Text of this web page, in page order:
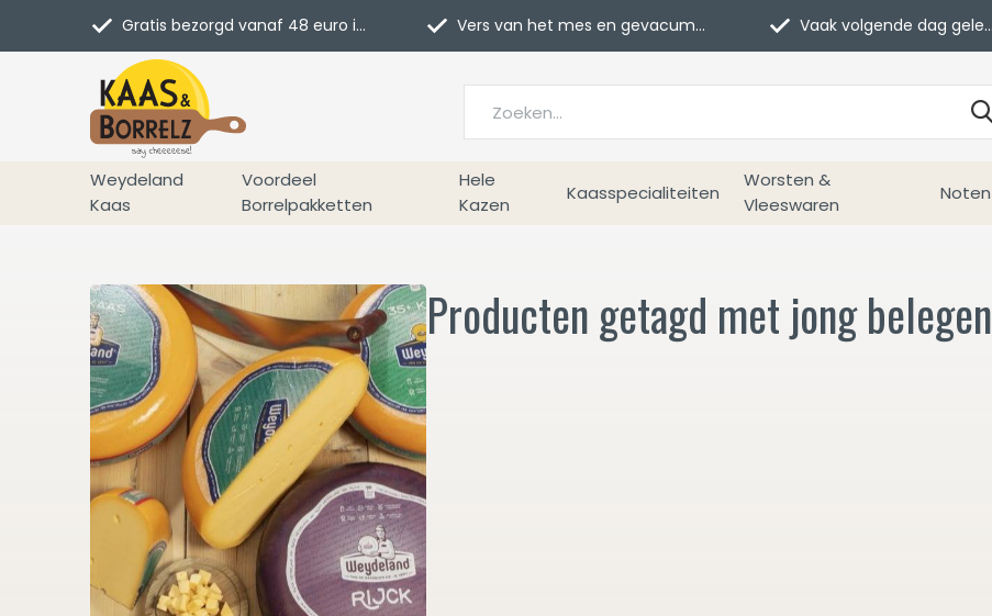
Weydeland
Kaas
Voordeel
Borrelpakketten
Hele
Kazen
Kaasspecialiteiten
Worsten &
Vleeswaren
Noten
Gratis bezorgd vanaf 48 euro in NL Vers van het mes en gevacumeerd Vaak volgende dag geleverd
Producten getagd met jong belegen